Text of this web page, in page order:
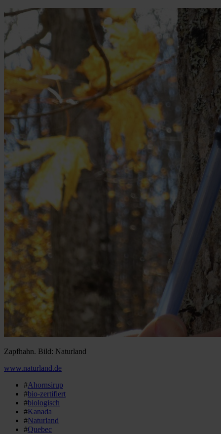
Zapfhahn. Bild: Naturland
www.naturland.de
#Ahornsirup
#bio-zertifiert
#biologisch
#Kanada
#Naturland
#Quebec